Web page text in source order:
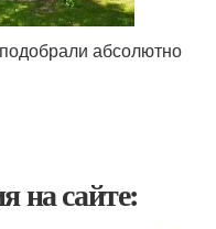
абсолютно
на сайте: